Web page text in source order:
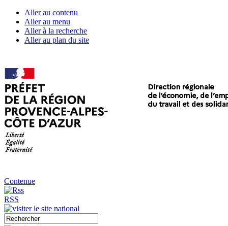
Aller au contenu
Aller au menu
Aller à la recherche
Aller au plan du site
Contenue
RSS